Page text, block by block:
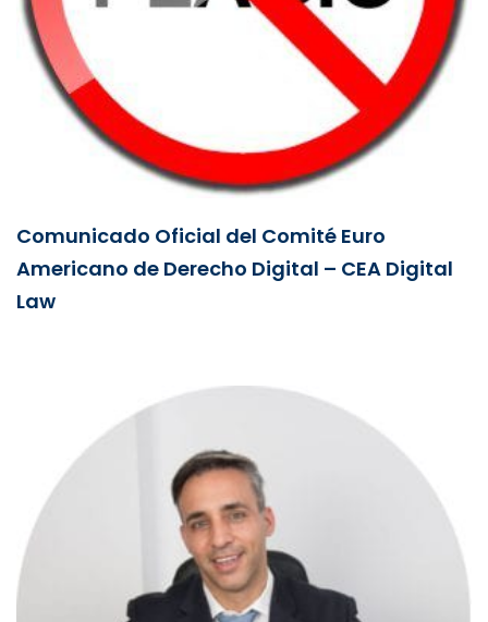
Comunicado Oficial del Comité Euro
Americano de Derecho Digital – CEA Digital
Law